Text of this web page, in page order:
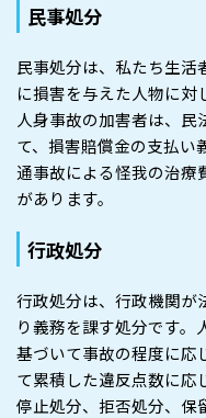
民事処分
民事処分は、私たち生
に損害を与えた人物に対
人身事故の加害者は、
て、損害賠償金の支払い
通事故による怪我の治療
があります。
行政処分
行政処分は、行政機関が
り義務を課す処分です。
基づいて事故の程度に応
て累積した違反点数に応
停止処分、拒否処分、保